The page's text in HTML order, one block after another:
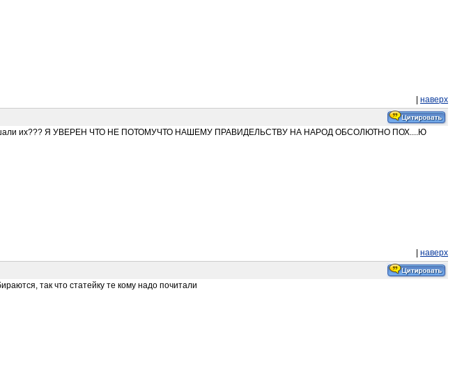
наверх
услышали их??? Я УВЕРЕН ЧТО НЕ ПОТОМУЧТО НАШЕМУ ПРАВИДЕЛЬСТВУ НА НАРОД ОБСОЛЮТНО ПОХ....Ю
наверх
так что статейку те кому надо почитали